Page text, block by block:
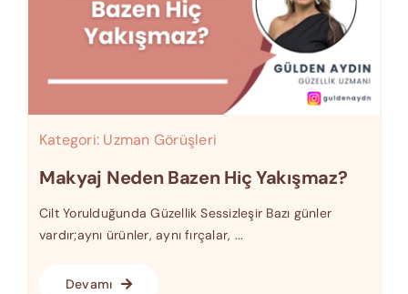
Kategori: Uzman Görüşleri
Makyaj Neden Bazen Hiç Yakışmaz?
Cilt Yorulduğunda Güzellik Sessizleşir Bazı günler
vardır;aynı ürünler, aynı fırçalar, ...
Devamı